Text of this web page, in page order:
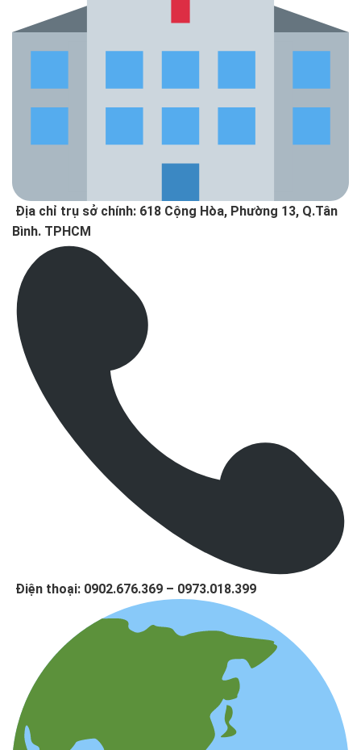
Địa chỉ trụ sở chính: 618 Cộng Hòa, Phường 13, Q.Tân
Bình. TPHCM
Điện thoại: 0902.676.369 – 0973.018.399